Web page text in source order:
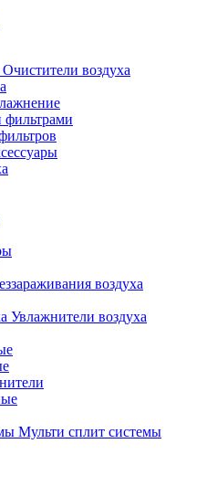
Очистители воздуха
воздуха
Увлажнители воздуха
Мульти сплит системы